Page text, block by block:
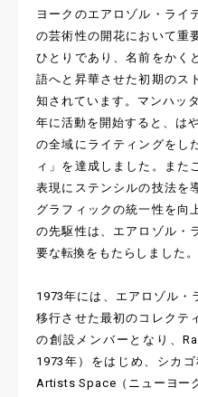
ヨークのエアロゾル・ライ
の芸術性の開花において重
ひとりであり、名前をかく
語へと昇華させた初期のス
知されています。マンハッ
年に活動を開始すると、は
の全域にライティングをし
ィ」を達成しました。また
表現にステンシルの技法を
グラフィックの統一性を向
の先駆性は、エアロゾル・
要な転換をもたらしました。
1973年には、エアロゾル・
移行させた最初のコレクテ
の創設メンバーとなり、
1973年）をはじめ、シカ
Artists Space（ニューヨー